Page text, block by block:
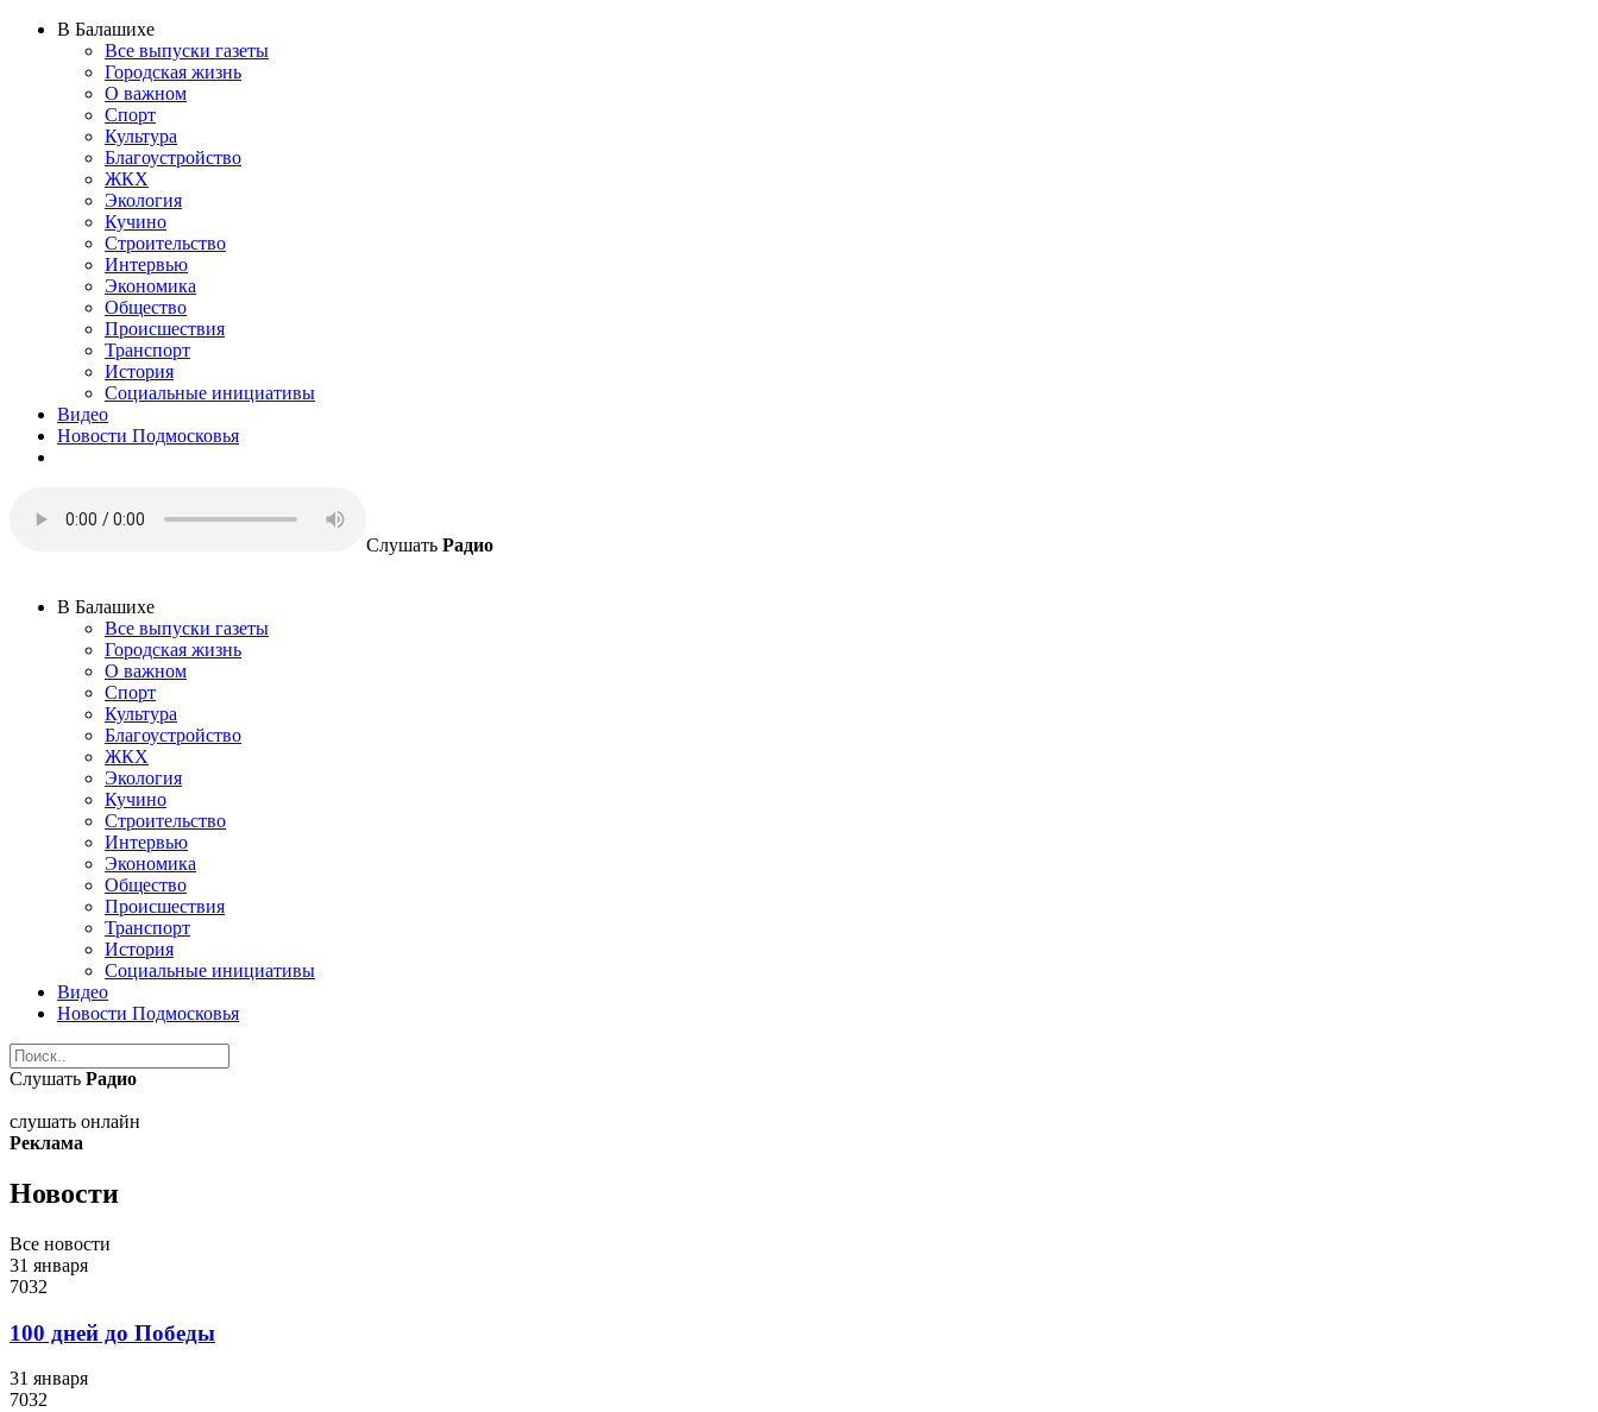
В Балашихе
Все выпуски газеты
Городская жизнь
О важном
Спорт
Культура
Благоустройство
ЖКХ
Экология
Кучино
Строительство
Интервью
Экономика
Общество
Происшествия
Транспорт
История
Социальные инициативы
Видео
Новости Подмосковья
Слушать Радио
В Балашихе
Все выпуски газеты
Городская жизнь
О важном
Спорт
Культура
Благоустройство
ЖКХ
Экология
Кучино
Строительство
Интервью
Экономика
Общество
Происшествия
Транспорт
История
Социальные инициативы
Видео
Новости Подмосковья
Слушать Радио
слушать онлайн
Реклама
Новости
Все новости
31 января
7032
100 дней до Победы
31 января
7032